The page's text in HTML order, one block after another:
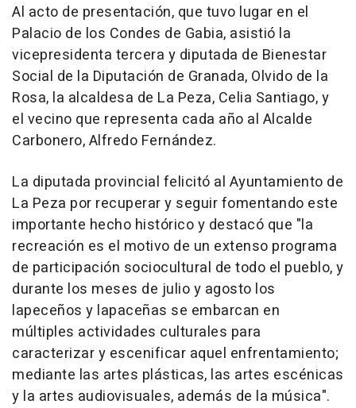
Al acto de presentación, que tuvo lugar en el
Palacio de los Condes de Gabia, asistió la
vicepresidenta tercera y diputada de Bienestar
Social de la Diputación de Granada, Olvido de la
Rosa, la alcaldesa de La Peza, Celia Santiago, y
el vecino que representa cada año al Alcalde
Carbonero, Alfredo Fernández.
La diputada provincial felicitó al Ayuntamiento de
La Peza por recuperar y seguir fomentando este
importante hecho histórico y destacó que "la
recreación es el motivo de un extenso programa
de participación sociocultural de todo el pueblo, y
durante los meses de julio y agosto los
lapeceños y lapaceñas se embarcan en
múltiples actividades culturales para
caracterizar y escenificar aquel enfrentamiento;
mediante las artes plásticas, las artes escénicas
y la artes audiovisuales, además de la música".